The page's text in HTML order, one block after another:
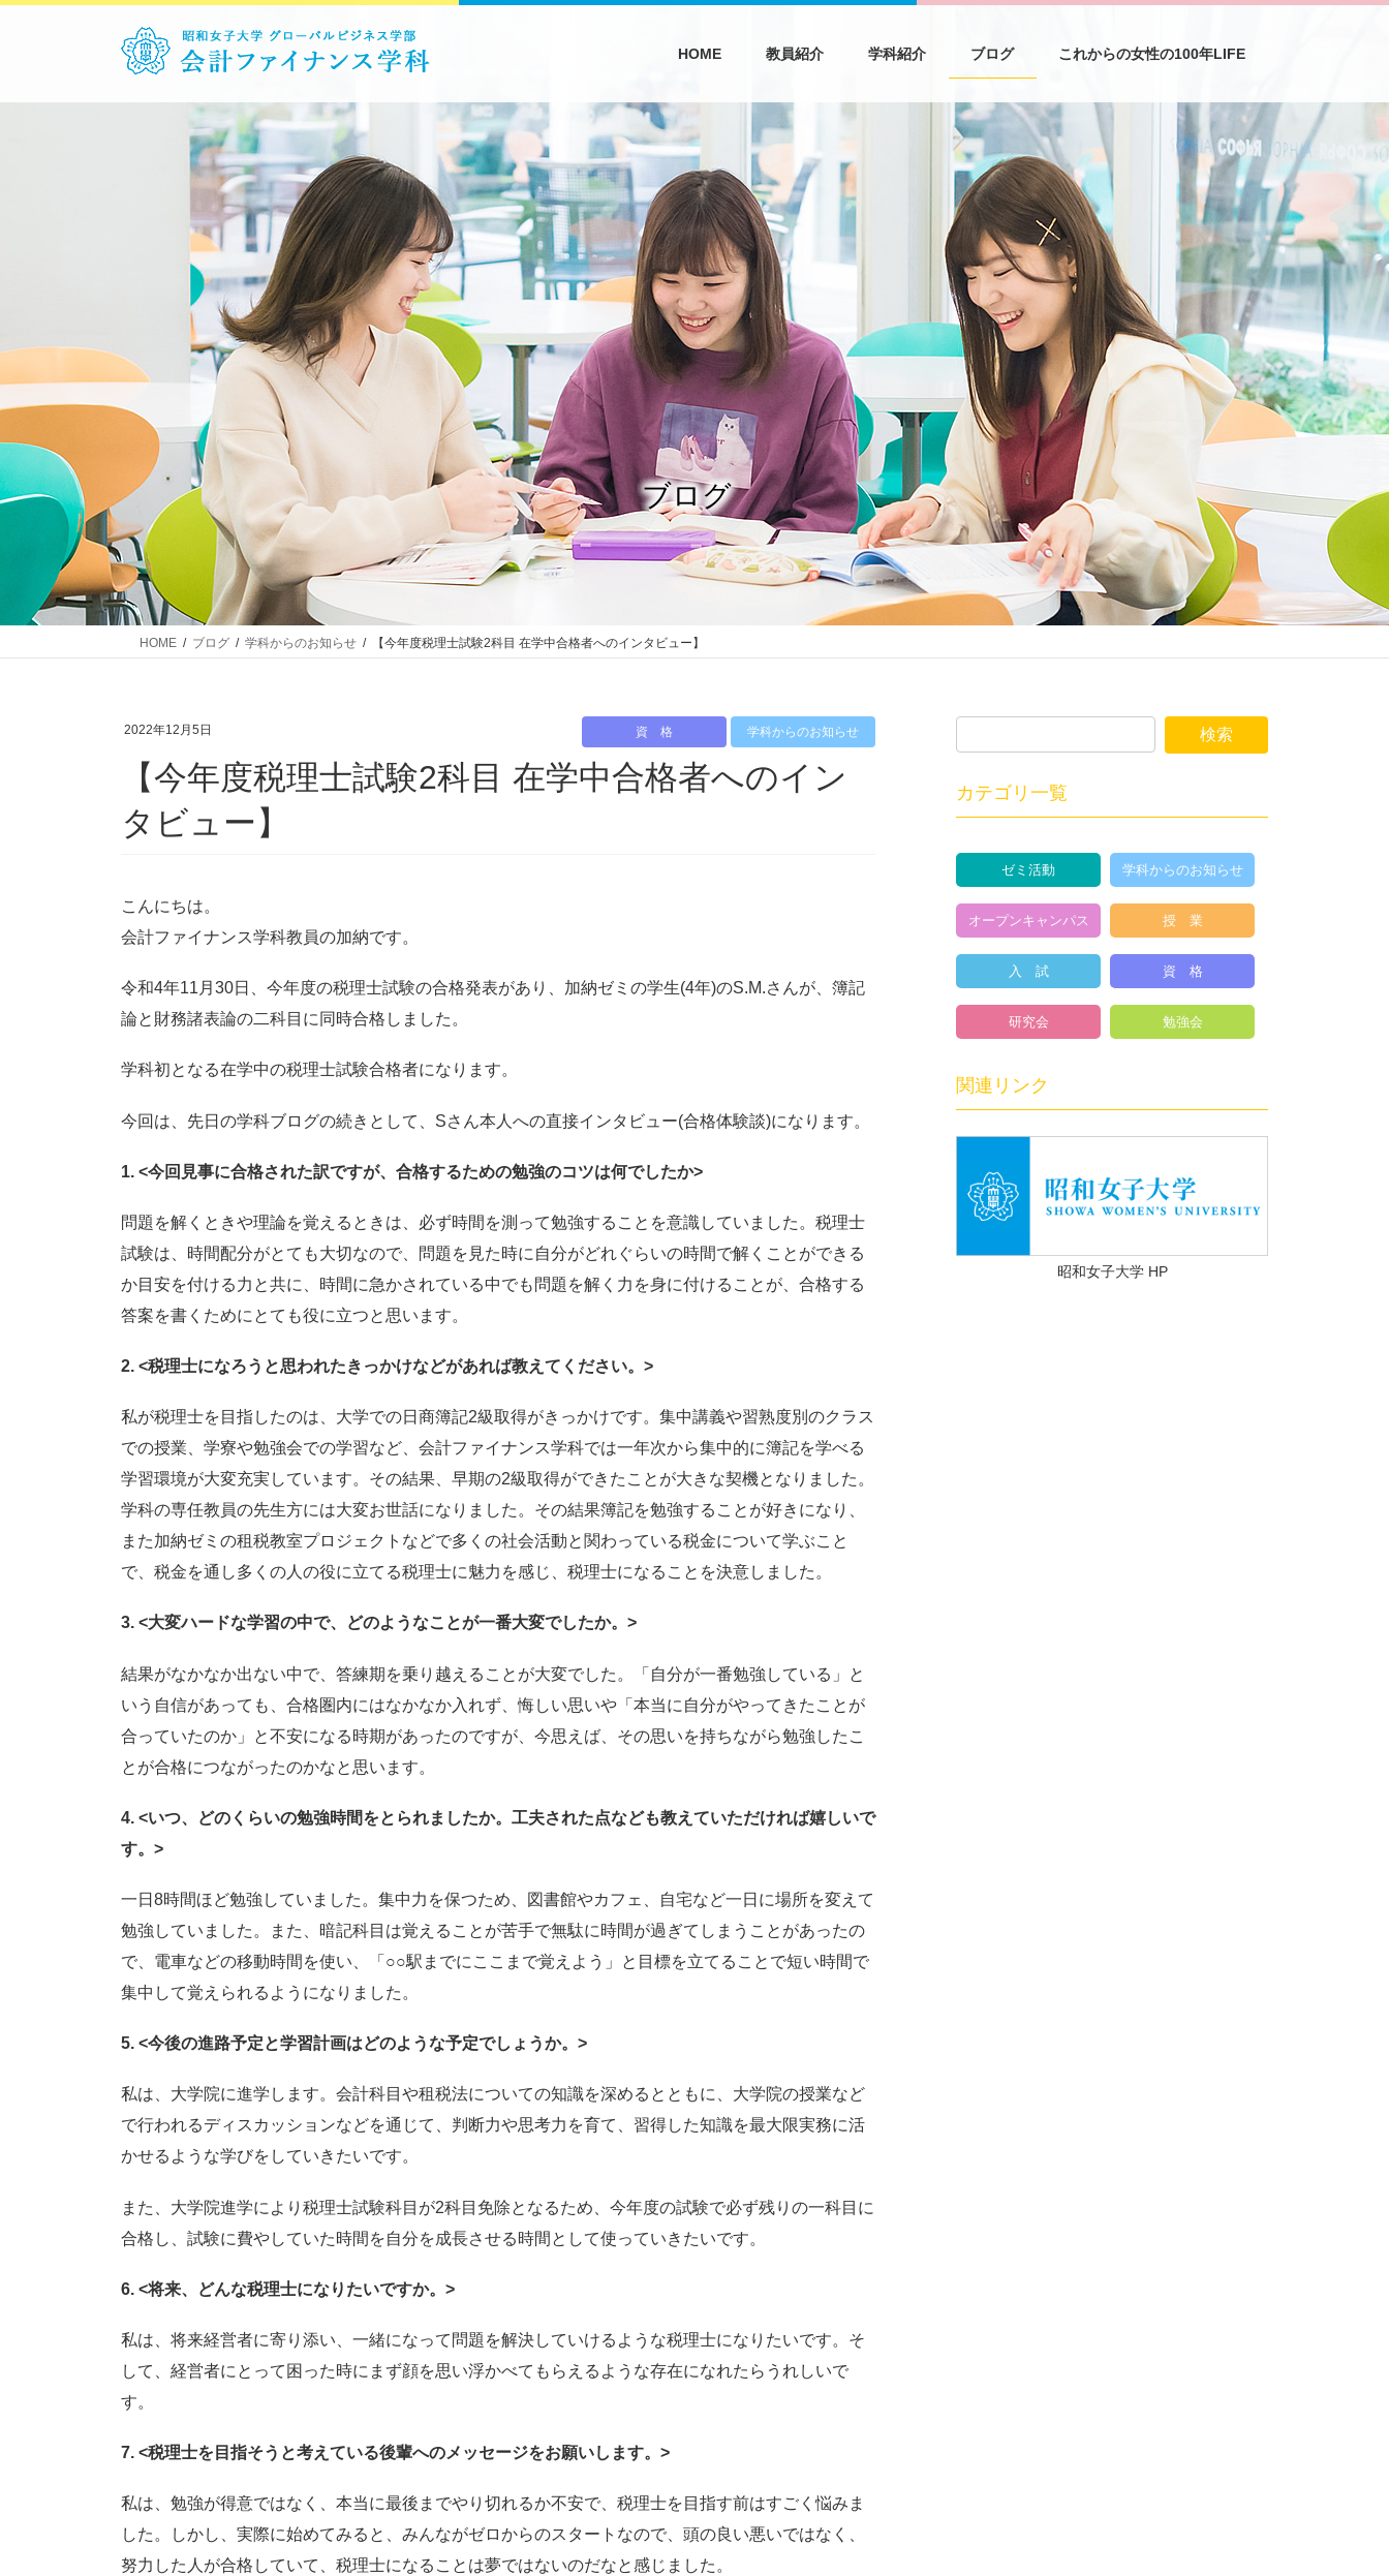
HOME 教員紹介 学科紹介 ブログ これからの女性の100年LIFE
ブログ
HOME ブログ 学科からのお知らせ 【今年度税理士試験2科目 在学中合格者へのインタビュー】
2022年12月5日 学科からのお知らせ
資 格
【今年度税理士試験2科目 在学中合格者へのイン
タビュー】
こんにちは。
会計ファイナンス学科教員の加納です。
令和4年11月30日、今年度の税理士試験の合格発表があり、加納ゼミの学生(4年)のS.M.さんが、簿記
論と財務諸表論の二科目に同時合格しました。
学科初となる在学中の税理士試験合格者になります。
今回は、先日の学科ブログの続きとして、Sさん本人への直接インタビュー(合格体験談)になります。
1. <今回見事に合格された訳ですが、合格するための勉強のコツは何でしたか>
問題を解くときや理論を覚えるときは、必ず時間を測って勉強することを意識していました。税理士
試験は、時間配分がとても大切なので、問題を見た時に自分がどれぐらいの時間で解くことができる
か目安を付ける力と共に、時間に急かされている中でも問題を解く力を身に付けることが、合格する
答案を書くためにとても役に立つと思います。
2. <税理士になろうと思われたきっかけなどがあれば教えてください。>
私が税理士を目指したのは、大学での日商簿記2級取得がきっかけです。集中講義や習熟度別のクラス
での授業、学寮や勉強会での学習など、会計ファイナンス学科では一年次から集中的に簿記を学べる
学習環境が大変充実しています。その結果、早期の2級取得ができたことが大きな契機となりました。
学科の専任教員の先生方には大変お世話になりました。その結果簿記を勉強することが好きになり、
また加納ゼミの租税教室プロジェクトなどで多くの社会活動と関わっている税金について学ぶこと
で、税金を通し多くの人の役に立てる税理士に魅力を感じ、税理士になることを決意しました。
3. <大変ハードな学習の中で、どのようなことが一番大変でしたか。>
結果がなかなか出ない中で、答練期を乗り越えることが大変でした。「自分が一番勉強している」と
いう自信があっても、合格圏内にはなかなか入れず、悔しい思いや「本当に自分がやってきたことが
合っていたのか」と不安になる時期があったのですが、今思えば、その思いを持ちながら勉強したこ
とが合格につながったのかなと思います。
4. <いつ、どのくらいの勉強時間をとられましたか。工夫された点なども教えていただければ嬉しいで
す。>
一日8時間ほど勉強していました。集中力を保つため、図書館やカフェ、自宅など一日に場所を変えて
勉強していました。また、暗記科目は覚えることが苦手で無駄に時間が過ぎてしまうことがあったの
で、電車などの移動時間を使い、「○○駅までにここまで覚えよう」と目標を立てることで短い時間で
集中して覚えられるよ うになりました。
5. <今後の進路予定と学習計画はどのような予定でしょうか。 >
私は、大学院に進学します。会計科目や租税法についての知識を深めるとともに、大学院の授業など
で行われるディスカッションなどを通じて、判断力や思考力を育て、習得した知識を最大限実務に活
かせるような学びをしていきたいです。
また、大学院進学により税理士試験科目が2科目免除となるため、今年度の試験で必ず残りの一科目に
合格し、試験に費やしていた時間を自分を成長させる時間として使っていきたいです。
6. <将来、どんな税理士になりたいですか。>
私は、将来経営者に寄り添い、一緒になって問題を解決していけるような税理士になりたいです。そ
して、経営者にとって困った時にまず顔を思い浮かべてもらえるような存在になれたらうれしいで
す。
7. <税理士を目指そうと考えている後輩へのメッセージをお願いします。>
私は、勉強が得意ではなく、本当に最後までやり切れるか不安で、税理士を目指す前はすごく悩みま
した。しかし、実際に始めてみると、みんながゼロからのスタートなので、頭の良い悪いではなく、
努力した人が合格していて、税理士になることは夢ではないのだなと感じました。
カテゴリ一覧
ゼミ活動 学科からのお知らせ
オープンキャンパス 授 業
入 試 資 格
研究会 勉強会
関連リンク
昭和女子大学 HP